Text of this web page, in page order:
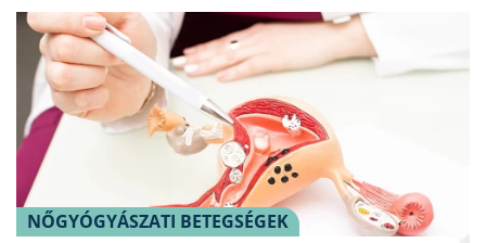
ÜGYELETKERESŐ
ORVOS VÁLASZOL
ORVOSKERESŐ
NŐGYÓGYÁSZATI BETEGSÉGEK